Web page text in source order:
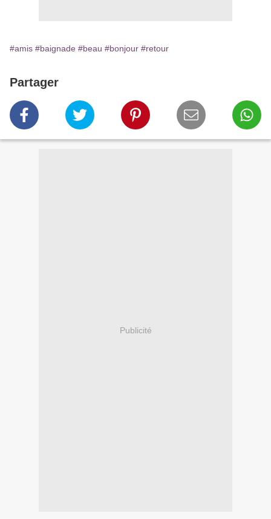
#amis #baignade #beau #bonjour #retour
Partager
Publicité